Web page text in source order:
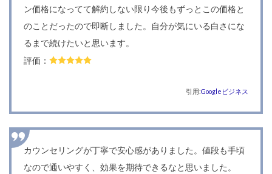
ン価格になってて解約しない限り今後もずっとこの価格と
のことだったので即断しました。自分が気にいる白さにな
るまで続けたいと思います。
評価：
引用:Googleビジネス
カウンセリングが丁寧で安心感がありました。値段も手頃
なので通いやすく、効果を期待できるなと思いました。